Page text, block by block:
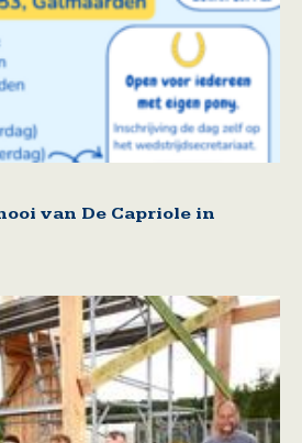
van De Capriole in